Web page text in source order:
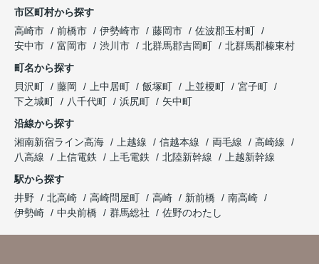
市区町村から探す
高崎市
前橋市 伊勢崎市 藤岡市
佐波郡玉村町
安中市
富岡市 渋川市 北群馬郡吉岡町
北群馬郡榛東村
町名から探す
貝沢町
藤岡 上中居町 飯塚町 上並榎町
宮子町
下之城町
八千代町 浜尻町
矢中町
沿線から探す
湘南新宿ライン高海
上越線 信越本線 両毛線
高崎線
八高線
上信電鉄 上毛電鉄 北陸新幹線
上越新幹線
駅から探す
井野
北高崎 高崎問屋町 高崎 新前橋
南高崎
伊勢崎
中央前橋 群馬総社 佐野のわたし